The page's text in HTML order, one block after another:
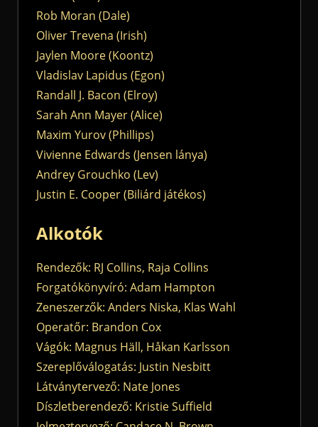
Rob Moran (Dale)
Oliver Trevena (Irish)
Jaylen Moore (Koontz)
Vladislav Lapidus (Egon)
Randall J. Bacon (Elroy)
Sarah Ann Mayer (Alice)
Maxim Yurov (Phillips)
Vivienne Edwards (Jensen lánya)
Andrey Grouchko (Lev)
Justin E. Cooper (Biliárd játékos)
Alkotók
Rendezők: RJ Collins, Raja Collins
Forgatókönyvíró: Adam Hampton
Zeneszerzők: Anders Niska, Klas Wahl
Operatőr: Brandon Cox
Vágók: Magnus Häll, Håkan Karlsson
Szereplőválogatás: Justin Nesbitt
Látványtervező: Nate Jones
Díszletberendező: Kristie Suffield